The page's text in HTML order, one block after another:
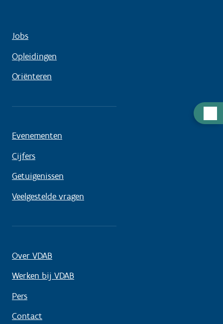
Jobs
Opleidingen
Oriënteren
Evenementen
Cijfers
Getuigenissen
Veelgestelde vragen
Over VDAB
Werken bij VDAB
Pers
Contact